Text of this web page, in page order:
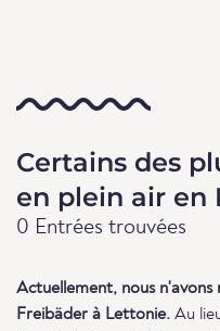
Certains des
en plein air en
0 Entrées trouvées
Actuellement, nous n'avons
Freibäder à Lettonie. Au